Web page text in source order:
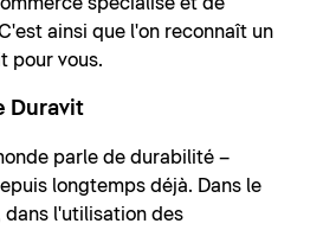
ainsi que l'on reconnaît un
pour vous.
Duravit
parle de durabilité –
longtemps déjà. Dans le
dans l'utilisation des